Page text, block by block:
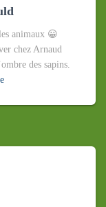
animaux 😀
chez Arnaud
des sapins.